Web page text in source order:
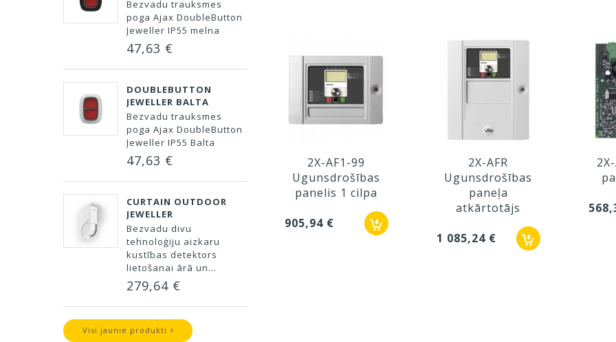
Bezvadu trauksmes
poga Ajax DoubleButton
Jeweller IP55 melna
47,63 €
DOUBLEBUTTON
JEWELLER BALTA
Bezvadu trauksmes
poga Ajax DoubleButton
Jeweller IP55 Balta
47,63 €
CURTAIN OUTDOOR
JEWELLER
Bezvadu divu
tehnoloģiju aizkaru
kustības detektors
lietošanai ārā un...
279,64 €
Visi jaunie produkti
2X-AF1-99
Ugunsdrošības
panelis 1 cilpa
905,94 €
2X-AFR
Ugunsdrošības
paneļa
atkārtotājs
1 085,24 €